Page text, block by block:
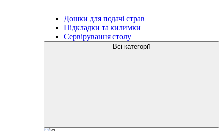
Дошки для подачі страв
Підкладки та килимки
Сервірування столу
Всі категорії